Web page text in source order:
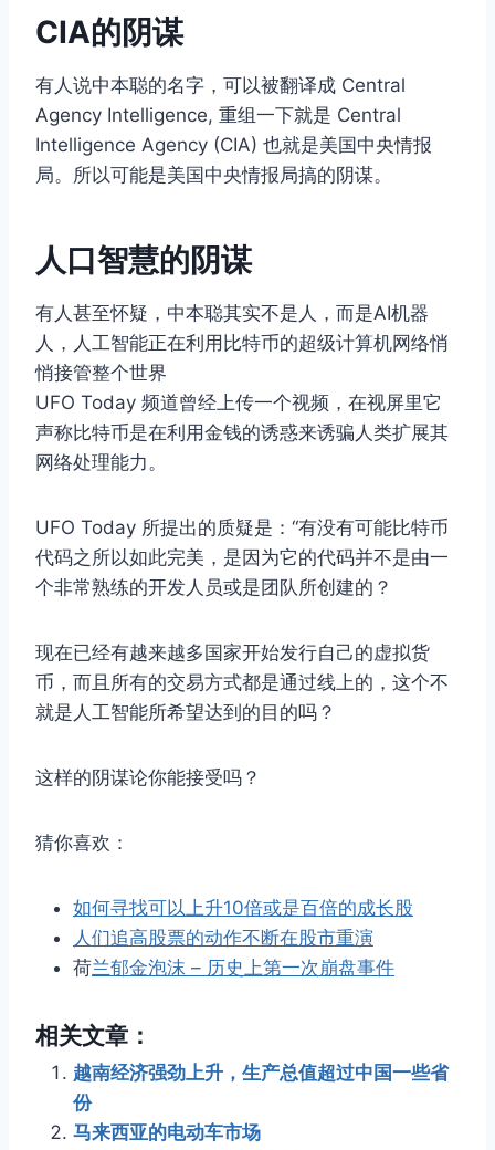
CIA的阴谋
有人说中本聪的名字，可以被翻译成 Central
Agency Intelligence, 重组一下就是 Central
Intelligence Agency (CIA) 也就是美国中央情报
局。所以可能是美国中央情报局搞的阴谋。
人口智慧的阴谋
有人甚至怀疑，中本聪其实不是人，而是AI机器
人，人工智能正在利用比特币的超级计算机网络悄
悄接管整个世界
UFO Today 频道曾经上传一个视频，在视屏里它
声称比特币是在利用金钱的诱惑来诱骗人类扩展其
网络处理能力。
UFO Today 所提出的质疑是：“有没有可能比特币
代码之所以如此完美，是因为它的代码并不是由一
个非常熟练的开发人员或是团队所创建的？
现在已经有越来越多国家开始发行自己的虚拟货
币，而且所有的交易方式都是通过线上的，这个不
就是人工智能所希望达到的目的吗？
这样的阴谋论你能接受吗？
猜你喜欢：
如何寻找可以上升10倍或是百倍的成长股
人们追高股票的动作不断在股市重演
荷兰郁金泡沫 – 历史上第一次崩盘事件
相关文章：
越南经济强劲上升，生产总值超过中国一些省
份
马来西亚的电动车市场